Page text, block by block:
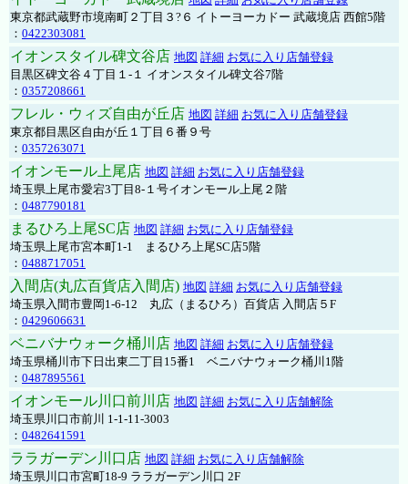
東京都武蔵野市境南町２丁目３?６ イトーヨーカドー 武蔵境店 西館5階
： 0422303081
イオンスタイル碑文谷店 地図 詳細 お気に入り店舗登録
目黒区碑文谷４丁目１-１ イオンスタイル碑文谷7階
： 0357208661
フレル・ウィズ自由が丘店 地図 詳細 お気に入り店舗登録
東京都目黒区自由が丘１丁目６番９号
： 0357263071
イオンモール上尾店 地図 詳細 お気に入り店舗登録
埼玉県上尾市愛宕3丁目8-１号イオンモール上尾２階
： 0487790181
まるひろ上尾SC店 地図 詳細 お気に入り店舗登録
埼玉県上尾市宮本町1-1 まるひろ上尾SC店5階
： 0488717051
入間店(丸広百貨店入間店) 地図 詳細 お気に入り店舗登録
埼玉県入間市豊岡1-6-12 丸広（まるひろ）百貨店 入間店５F
： 0429606631
ベニバナウォーク桶川店 地図 詳細 お気に入り店舗登録
埼玉県桶川市下日出東二丁目15番1 ベニバナウォーク桶川1階
： 0487895561
イオンモール川口前川店 地図 詳細 お気に入り店舗解除
埼玉県川口市前川 1-1-11-3003
： 0482641591
ララガーデン川口店 地図 詳細 お気に入り店舗解除
埼玉県川口市宮町18-9 ララガーデン川口 2F